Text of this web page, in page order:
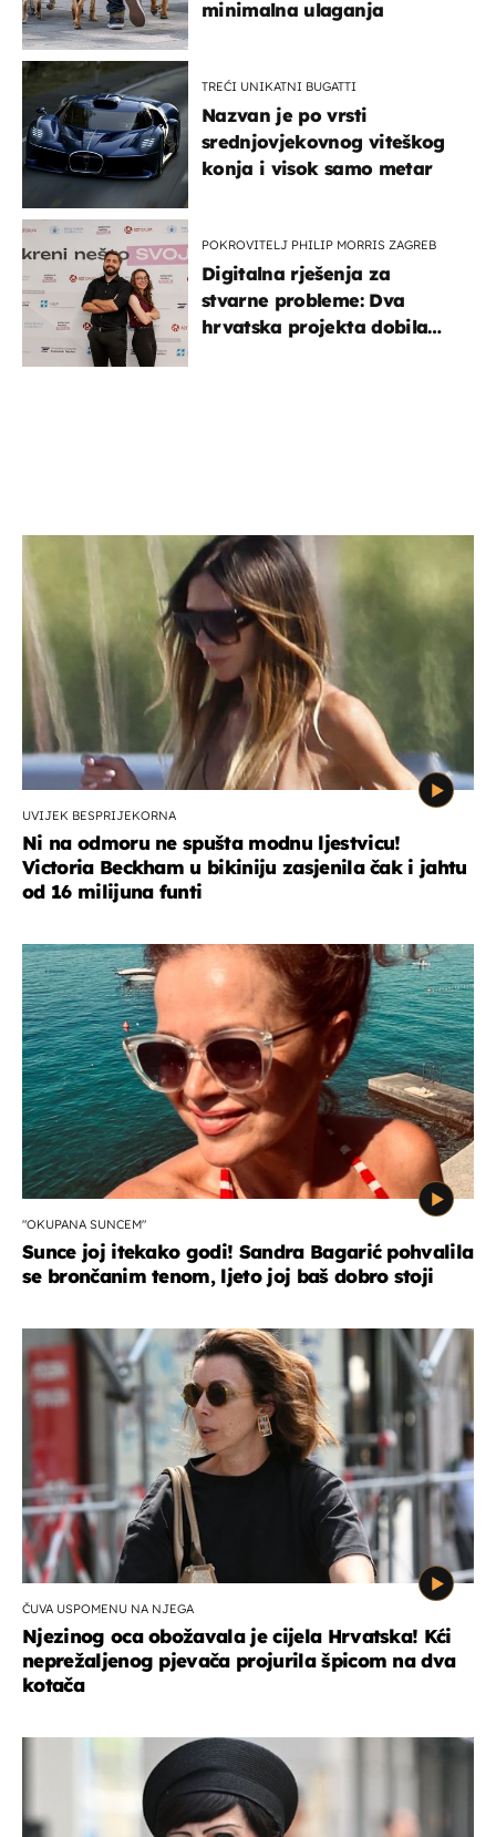
minimalna ulaganja
TREĆI UNIKATNI BUGATTI
Nazvan je po vrsti
srednjovjekovnog viteškog
konja i visok samo metar
POKROVITELJ PHILIP MORRIS ZAGREB
Digitalna rješenja za
stvarne probleme: Dva
hrvatska projekta dobila
UVIJEK BESPRIJEKORNA
Ni na odmoru ne spušta modnu ljestvicu!
Victoria Beckham u bikiniju zasjenila čak i jahtu
od 16 milijuna funti
"OKUPANA SUNCEM"
Sunce joj itekako godi! Sandra Bagarić pohvalila
se brončanim tenom, ljeto joj baš dobro stoji
ČUVA USPOMENU NA NJEGA
Njezinog oca obožavala je cijela Hrvatska! Kći
neprežaljenog pjevača projurila špicom na dva
kotača